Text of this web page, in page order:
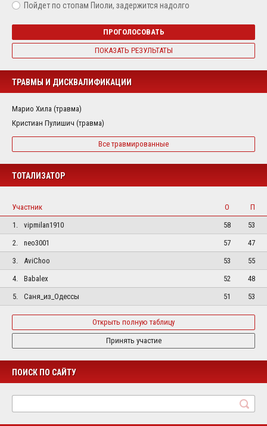
Пойдет по стопам Пиоли, задержится надолго
ПРОГОЛОСОВАТЬ
ПОКАЗАТЬ РЕЗУЛЬТАТЫ
ТРАВМЫ И ДИСКВАЛИФИКАЦИИ
Марио Хила (травма)
Кристиан Пулишич (травма)
Все травмированные
ТОТАЛИЗАТОР
Участник О
П
1.
vipmilan1910 58
53
2.
neo3001 57
47
3.
AviChoo 53
55
4.
Babalex 52
48
5.
Саня_из_Одессы 51 53
Открыть полную таблицу
Принять участие
ПОИСК ПО САЙТУ